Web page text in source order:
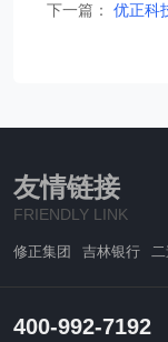
下一篇：
优正科
友情链接
FRIENDLY LINK
修正集团 吉林银行
400-992-7192